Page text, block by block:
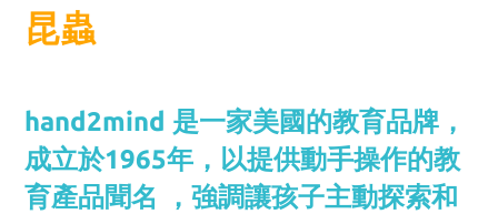
昆蟲
hand2mind 是一家美國的教育品牌，
成立於1965年，以提供動手操作的教
育產品聞名 ，強調讓孩子主動探索和